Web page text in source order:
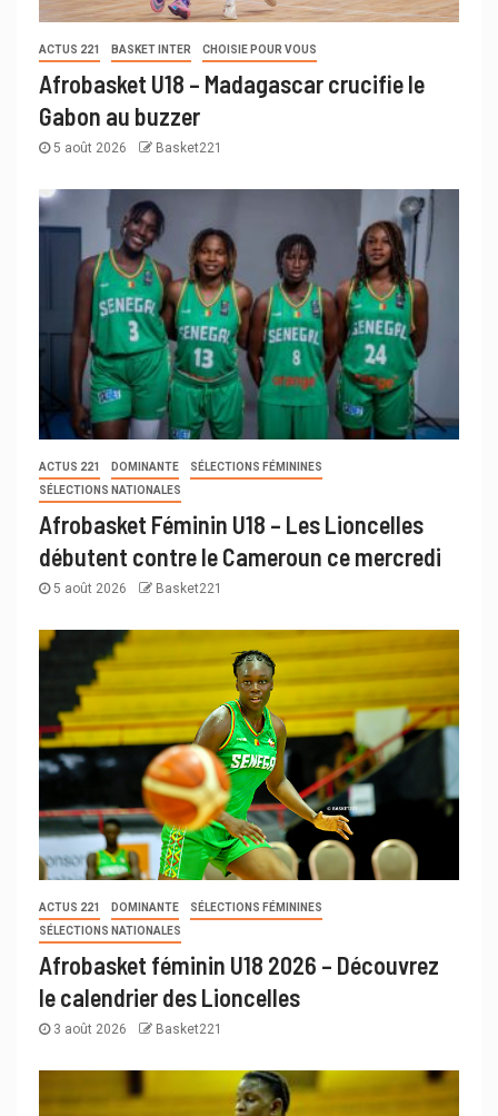
ACTUS 221 BASKET INTER CHOISIE POUR VOUS
Afrobasket U18 – Madagascar crucifie le
Gabon au buzzer
5 août 2026 Basket221
ACTUS 221 DOMINANTE
SÉLECTIONS FÉMININES
SÉLECTIONS NATIONALES
Afrobasket Féminin U18 – Les Lioncelles
débutent contre le Cameroun ce mercredi
5 août 2026 Basket221
ACTUS 221 DOMINANTE
SÉLECTIONS FÉMININES
SÉLECTIONS NATIONALES
Afrobasket féminin U18 2026 – Découvrez
le calendrier des Lioncelles
3 août 2026 Basket221